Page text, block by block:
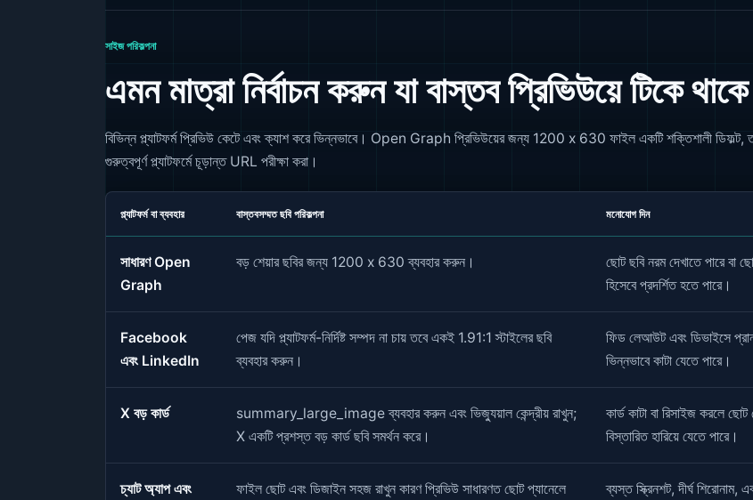
সাইজ পরিকল্পনা
এমন মাত্রা নির্বাচন করুন যা বাস্তব প্রিভিউয়ে টিকে থাকে
বিভিন্ন প্ল্যাটফর্ম প্রিভিউ কেটে এবং ক্যাশ করে ভিন্নভাবে। Open Graph প্রিভিউয়ের জন্য 1200 x 630 ফাইল একটি শক্তিশালী ডিফল্ট,
গুরুত্বপূর্ণ প্ল্যাটফর্মে চূড়ান্ত URL পরীক্ষা করা।
প্ল্যাটফর্ম বা ব্যবহার বাস্তবসম্মত ছবি পরিকল্পনা মনোযোগ দিন
সাধারণ Open
Graph
বড় শেয়ার ছবির জন্য 1200 x 630 ব্যবহার করুন।
ছোট ছবি নরম দেখাতে পারে বা
হিসেবে প্রদর্শিত হতে পারে।
Facebook
এবং LinkedIn
পেজ যদি প্ল্যাটফর্ম-নির্দিষ্ট সম্পদ না চায় তবে একই 1.91:1 স্টাইলের ছবি
ব্যবহার করুন।
ফিড লেআউট এবং ডিভাইসে
ভিন্নভাবে কাটা যেতে পারে।
X বড় কার্ড
summary_large_image ব্যবহার করুন এবং ভিজ্যুয়াল কেন্দ্রীয় রাখুন;
X একটি প্রশস্ত বড় কার্ড ছবি সমর্থন করে।
কার্ড কাটা বা রিসাইজ করলে ছোট
বিস্তারিত হারিয়ে যেতে পারে।
চ্যাট অ্যাপ এবং
ফাইল ছোট এবং ডিজাইন সহজ রাখুন কারণ প্রিভিউ সাধারণত ছোট প্যানেলে
ব্যস্ত স্ক্রিনশট, দীর্ঘ শিরোনাম,